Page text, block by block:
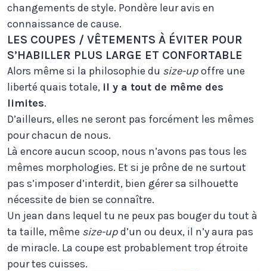
changements de style. Pondère leur avis en
connaissance de cause.
LES COUPES / VÊTEMENTS À ÉVITER POUR
S’HABILLER PLUS LARGE ET CONFORTABLE
Alors même si la philosophie du size-upoffre une
liberté quais totale, il y a tout de même des
limites.
D’ailleurs, elles ne seront pas forcément les mêmes
pour chacun de nous.
Là encore aucun scoop, nous n’avons pas tous les
mêmes morphologies. Et si je prône de ne surtout
pas s’imposer d’interdit, bien gérer sa silhouette
nécessite de bien se connaître.
Un jean dans lequel tu ne peux pas bouger du tout à
ta taille, même size-upd’un ou deux, il n’y aura pas
de miracle. La coupe est probablement trop étroite
pour tes cuisses.